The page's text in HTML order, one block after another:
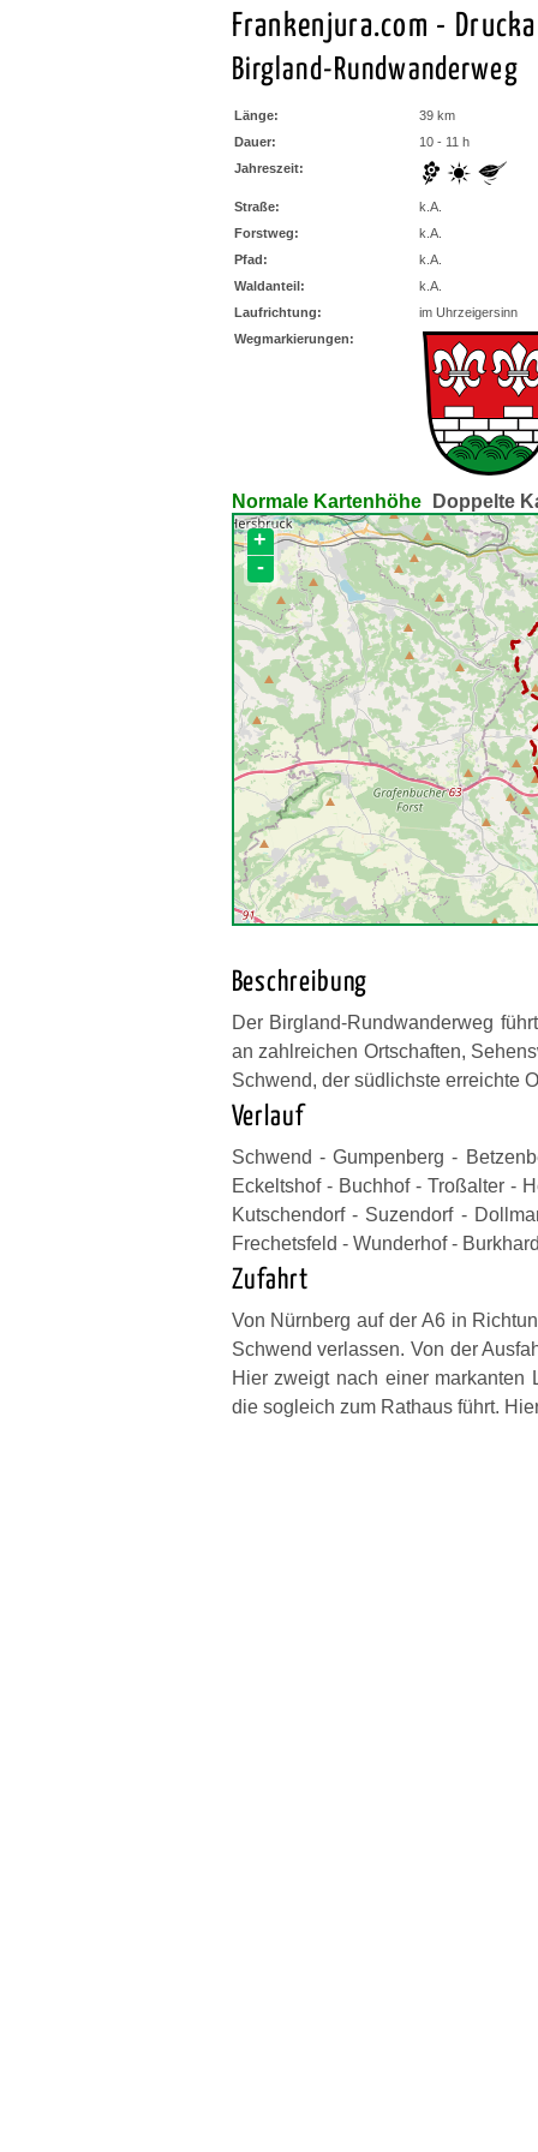
Frankenjura.com -
Birgland-Rundwanderweg
Länge:
39 km
Dauer:
10 - 11 h
Jahreszeit:
Straße:
k.A.
Forstweg:
k.A.
Pfad:
k.A.
Waldanteil:
k.A.
Laufrichtung:
im Uhrzeigersinn
Wegmarkierungen:
Normale Kartenhöhe Doppelte
+
-
Beschreibung
Der Birgland-Rundwanderweg
an zahlreichen Ortschaften,
Schwend, der südlichste erreichte
Verlauf
Schwend - Gumpenberg -
Eckeltshof - Buchhof - Troßalter -
Kutschendorf - Suzendorf -
Frechetsfeld - Wunderhof -
Zufahrt
Von Nürnberg auf der A6 in
Schwend verlassen. Von der
Hier zweigt nach einer markanten
die sogleich zum Rathaus führt.